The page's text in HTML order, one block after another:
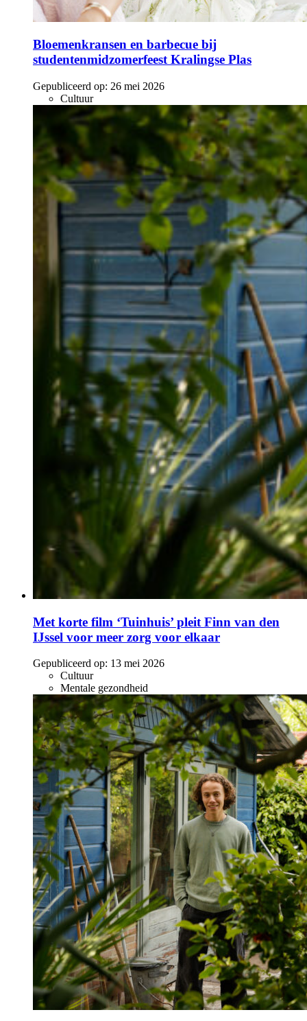
Bloemenkransen en barbecue bij
studentenmidzomerfeest Kralingse Plas
Gepubliceerd op: 26 mei 2026
Cultuur
Met korte film ‘Tuinhuis’ pleit Finn van den
IJssel voor meer zorg voor elkaar
Gepubliceerd op: 13 mei 2026
Cultuur
Mentale gezondheid